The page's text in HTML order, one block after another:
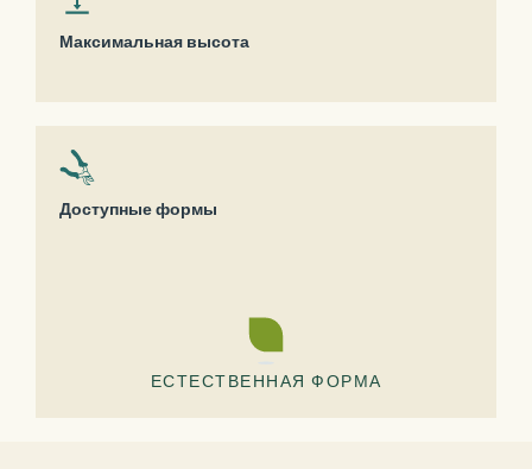
Максимальная высота
Доступные формы
ЕСТЕСТВЕННАЯ ФОРМА